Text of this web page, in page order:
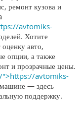
ремонт кузова и
avtomiks-
Хотите
авто,
опции, а также
и прозрачные цены.
avtomiks-
— здесь
поддержку.